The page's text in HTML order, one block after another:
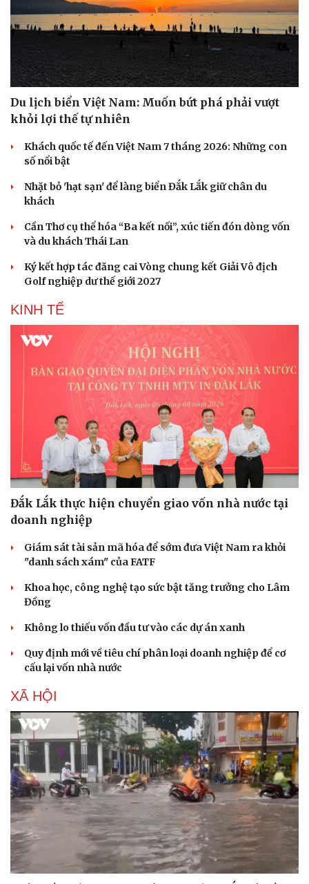
Văn hóa
Sân khấu - Điện ảnh
Âm nhạc
Di sản
Giải trí
Du lịch biển Việt Nam: Muốn bứt phá phải vượt
khỏi lợi thế tự nhiên
Khách quốc tế đến Việt Nam 7 tháng 2026: Những con
số nổi bật
Nhặt bỏ 'hạt sạn' để làng biển Đắk Lắk giữ chân du
khách
Cần Thơ cụ thể hóa “Ba kết nối”, xúc tiến đón dòng vốn
và du khách Thái Lan
Ký kết hợp tác đăng cai Vòng chung kết Giải Vô địch
Golf nghiệp dư thế giới 2027
KINH TẾ
Đắk Lắk thực hiện chuyển giao vốn nhà nước tại
doanh nghiệp
Giám sát tài sản mã hóa để sớm đưa Việt Nam ra khỏi
"danh sách xám" của FATF
Khoa học, công nghệ tạo sức bật tăng trưởng cho Lâm
Đồng
Không lo thiếu vốn đầu tư vào các dự án xanh
Quy định mới về tiêu chí phân loại doanh nghiệp để cơ
cấu lại vốn nhà nước
XÃ HỘI